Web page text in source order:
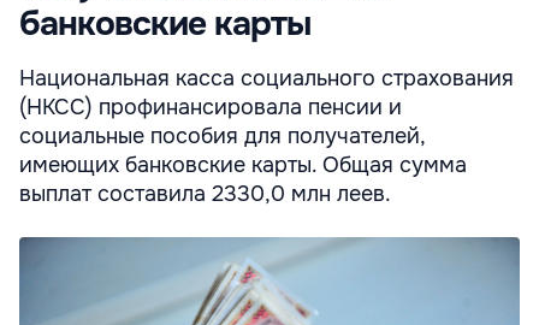
банковские карты
Национальная касса социального страхования
(НКСС) профинансировала пенсии и
социальные пособия для получателей,
имеющих банковские карты. Общая сумма
выплат составила 2330,0 млн леев.